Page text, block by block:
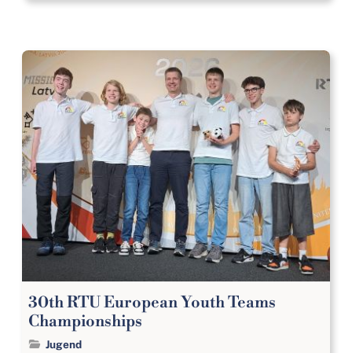
30th RTU European Youth Teams
Championships
Jugend